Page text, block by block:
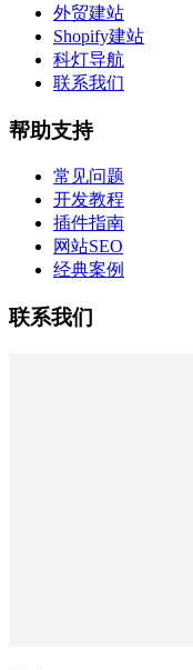
外贸建站
Shopify建站
科灯导航
联系我们
帮助支持
常见问题
开发教程
插件指南
网站SEO
经典案例
联系我们